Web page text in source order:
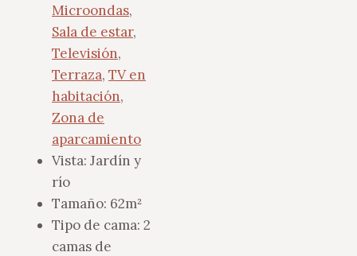
Microondas,
Sala de estar,
Televisión,
Terraza, TV en
habitación,
Zona de
aparcamiento
Vista: Jardín y
río
Tamaño: 62m²
Tipo de cama: 2
camas de